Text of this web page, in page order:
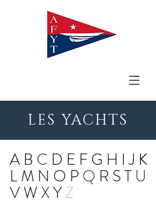
LES YACHTS
A B C D E FG H I J K
LM N O PQ R ST U
VWXYZ